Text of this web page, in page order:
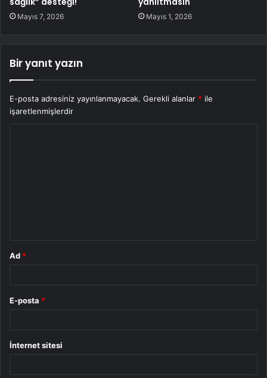
Mayıs 7, 2026 Mayıs 1, 2026
Bir yanıt yazın
E-posta adresiniz yayınlanmayacak. Gerekli alanlar * ile
işaretlenmişlerdir
Ad *
E-posta *
İnternet sitesi